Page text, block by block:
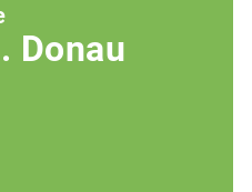
Donau